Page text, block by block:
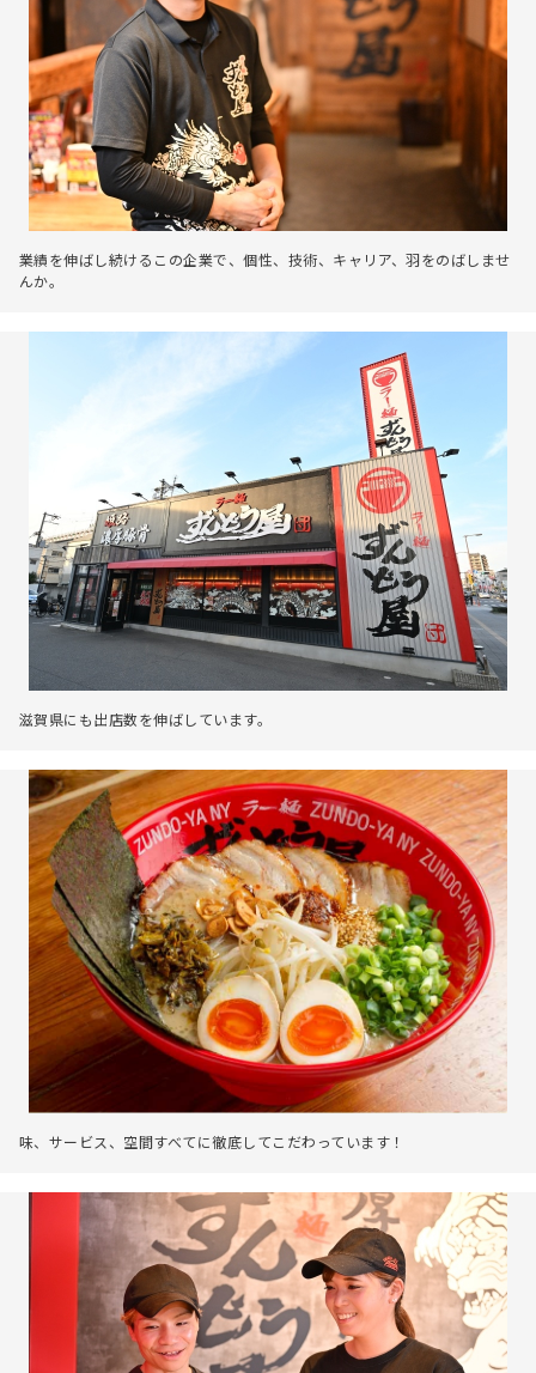
業績を伸ばし続けるこの企業で、個性、技術、キャリア、羽をのばしませ
んか。
滋賀県にも出店数を伸ばしています。
味、サービス、空間すべてに徹底してこだわっています！